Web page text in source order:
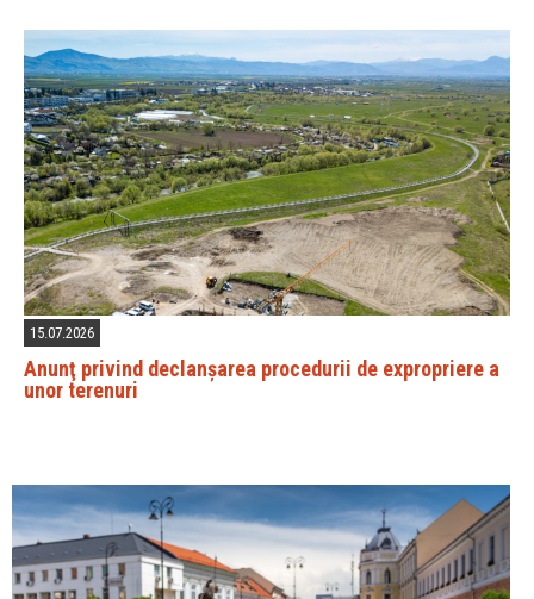
15.07.2026
Anunţ privind declanșarea procedurii de expropriere a
unor terenuri